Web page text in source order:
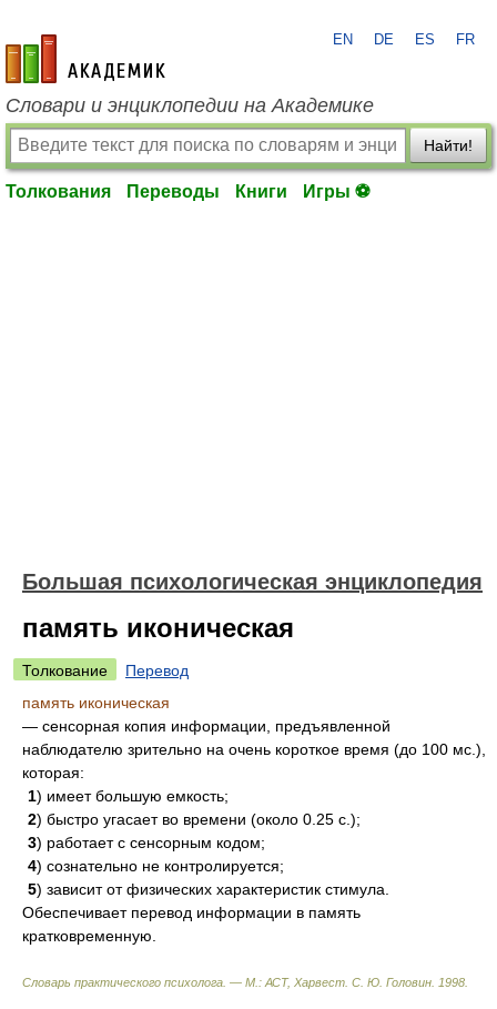
academic.ru
EN DE ES FR
Словари и энциклопедии на Академике
Найти!
Толкования Переводы Книги Игры ⚽
Большая психологическая энциклопедия
память иконическая
Толкование
Перевод
память иконическая
— сенсорная копия информации, предъявленной
наблюдателю зрительно на очень короткое время (до 100 мс.),
которая:
1) имеет большую емкость;
2) быстро угасает во времени (около 0.25 с.);
3) работает с сенсорным кодом;
4) сознательно не контролируется;
5) зависит от физических характеристик стимула.
Обеспечивает перевод информации в память
кратковременную.
Словарь практического психолога. — М.: АСТ, Харвест С. Ю. Головин 1998